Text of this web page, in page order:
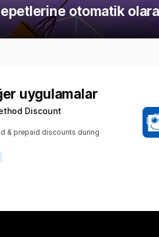
otomatik
uygulamalar
Discount
& prepaid discounts during